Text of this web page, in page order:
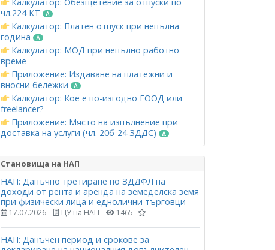
чл.224 КТ
Калкулатор: Платен отпуск при непълна
година
Калкулатор: МОД при непълно работно
време
Приложение: Издаване на платежни и
вносни бележки
Калкулатор: Кое е по-изгодно ЕООД или
freelancer?
Приложение: Място на изпълнение при
доставка на услуги (чл. 20б-24 ЗДДС)
Становища на НАП
НАП: Данъчно третиране по ЗДДФЛ на
доходи от рента и аренда на земеделска земя
при физически лица и еднолични търговци
17.07.2026 ЦУ на НАП 1465
НАП: Данъчен период и срокове за